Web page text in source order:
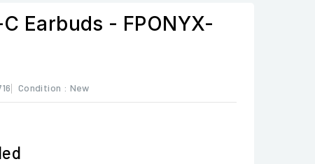
Earbuds - FPONYX-
Condition : New